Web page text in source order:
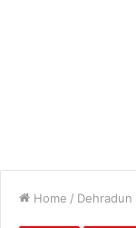
Home / Dehradun